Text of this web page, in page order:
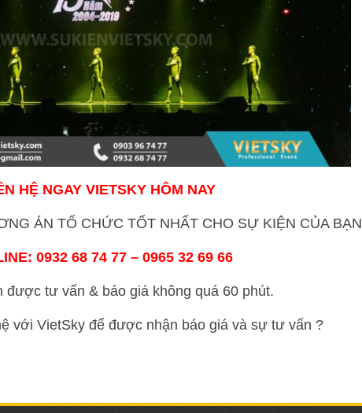
HỆ NGAY VIETSKY HÔM NAY
ÁN TỔ CHỨC TỐT NHẤT CHO SỰ KIỆN CỦA BẠN
0932 68 74 77 – 0965 32 69 66
được tư vấn & báo giá không quá 60 phút.
với VietSky để được nhận báo giá và sự tư vấn ?